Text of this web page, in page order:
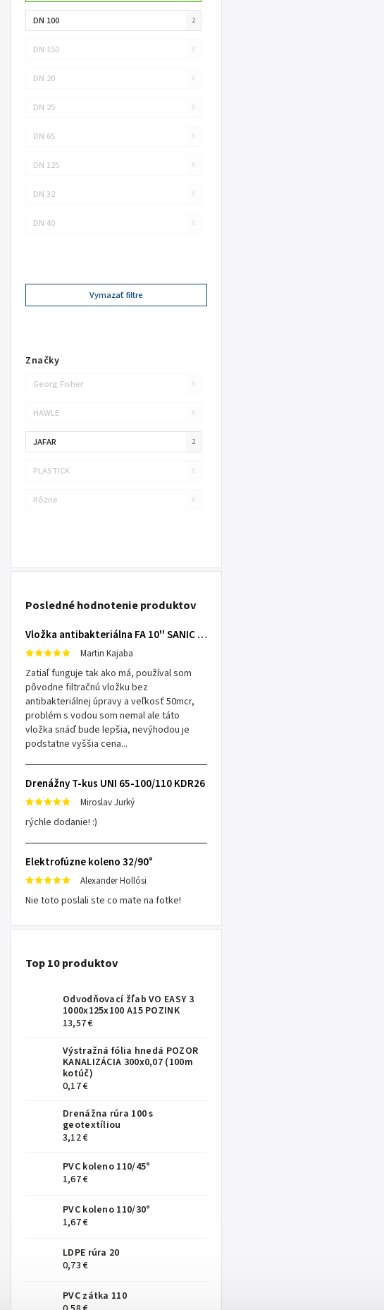
Značky
Georg Fisher 0
HAWLE 0
JAFAR 2
PLASTICK 0
Rôzne 0
DN 100 2
DN 150 0
DN 20 0
DN 25 0
DN 65 0
DN 125 0
DN 32 0
DN 40 0
Vymazať filtre
Posledné hodnotenie produktov
Vložka antibakteriálna FA 10'' SANIC SX 25mcr
Martin Kajaba
Zatiaľ funguje tak ako má, používal som
pôvodne filtračnú vložku bez
antibakteriálnej úpravy a veľkosť 50mcr,
problém s vodou som nemal ale táto
vložka snáď bude lepšia, nevýhodou je
podstatne vyššia cena...
Drenážny T-kus UNI 65-100/110 KDR26
Miroslav Jurký
rýchle dodanie! :)
Elektrofúzne koleno 32/90°
Alexander Hollósi
Nie toto poslali ste co mate na fotke!
Top 10 produktov
Odvodňovací žľab VO EASY 3
1000x125x100 A15 POZINK
13,57 €
Výstražná fólia hnedá POZOR
KANALIZÁCIA 300x0,07 (100m
kotúč)
0,17 €
Drenážna rúra 100 s
geotextíliou
3,12 €
PVC koleno 110/45°
1,67 €
PVC koleno 110/30°
1,67 €
LDPE rúra 20
0,73 €
PVC zátka 110